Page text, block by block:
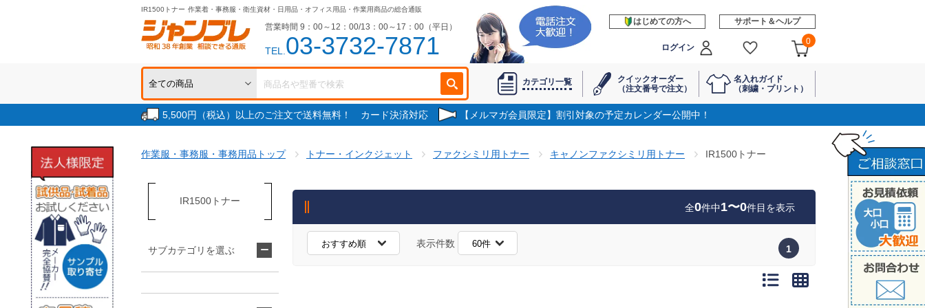
IR1500トナー 作業着・事務服・衛生資材・日用品・オフィス用品・作業用商品の総合通販
営業時間 9：00～12：00/13：00～17：00（平日）
TEL.03-3732-7871
はじめての方へ サポート＆ヘルプ
ログイン
0
カテゴリ一覧
クイックオーダー
（注文番号で注文）
名入れガイド
（刺繍・プリント）
5,500円（税込）以上のご注文で送料無料！ カード決済対応 【メルマガ会員限定】割引対象の予定カレンダー公開中！
作業服・事務服・事務用品トップ トナー・インクジェット ファクシミリ用トナー キャノンファクシミリ用トナー IR1500トナー
全0件中1〜0件目を表示
表示件数 1
IR1500トナー
サブカテゴリを選ぶ